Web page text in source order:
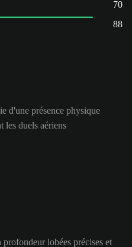
70
88
d'une présence physique
les duels aériens
profondeur lobées précises et